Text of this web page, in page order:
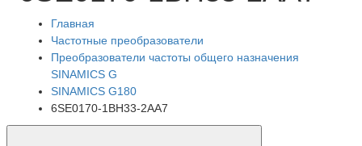
Главная
Частотные преобразователи
Преобразователи частоты общего назначения
SINAMICS G
SINAMICS G180
6SE0170-1BH33-2AA7